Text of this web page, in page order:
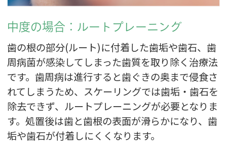
中度の場合：ルートプレーニング
歯の根の部分(ルート)に付着した歯垢や歯石、歯
周病菌が感染してしまった歯質を取り除く治療法
です。歯周病は進行すると歯ぐきの奥まで侵食さ
れてしまうため、スケーリングでは歯垢・歯石を
除去できず、ルートプレーニングが必要となりま
す。処置後は歯と歯根の表面が滑らかになり、歯
垢や歯石が付着しにくくなります。